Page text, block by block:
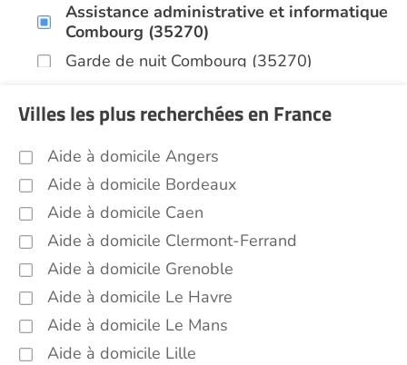
Assistance administrative et informatique
Combourg (35270)
Garde de nuit Combourg (35270)
Entretien du cadre de vie, ménage,
(35270)
Sorties (promenades, rendez-vous
médicaux...) Combourg (35270)
Villes les plus recherchées en France
Aide à domicile Angers
Aide à domicile Bordeaux
Aide à domicile Caen
Aide à domicile Clermont-Ferrand
Aide à domicile Grenoble
Aide à domicile Le Havre
Aide à domicile Le Mans
Aide à domicile Lille